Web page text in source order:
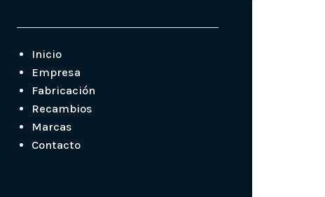
Inicio
Empresa
Fabricación
Recambios
Marcas
Contacto